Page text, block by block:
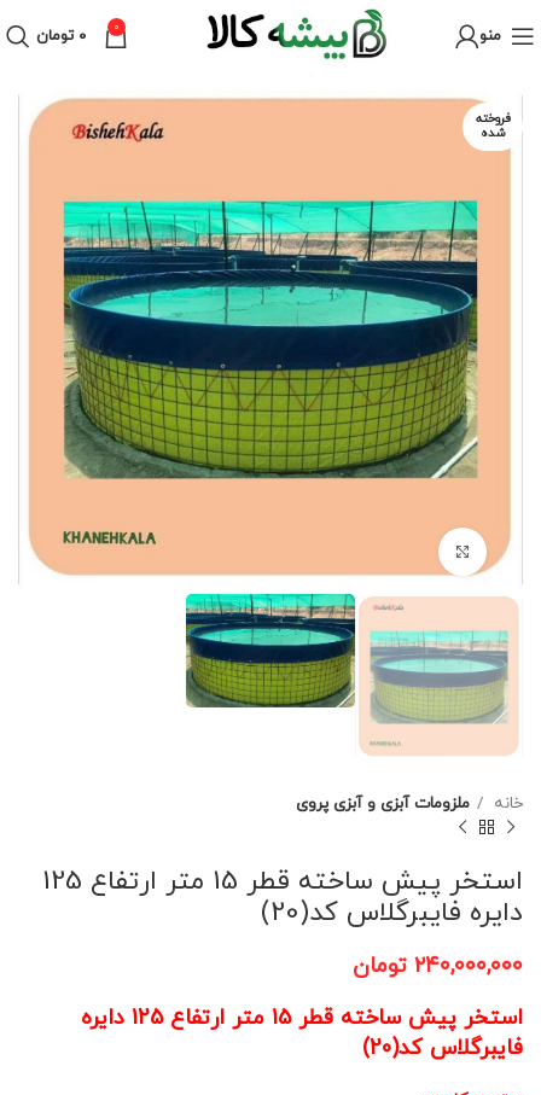
منو 0 ۰ تومان
فروخته
شده
خانه ملزومات آبزی و آبزی پروی
استخر پیش ساخته قطر 15 متر ارتفاع 125
دایره فایبرگلاس کد(20)
۲۴۰,۰۰۰,۰۰۰ تومان
استخر پیش ساخته قطر 15 متر ارتفاع 125 دایره
فایبرگلاس کد(20)